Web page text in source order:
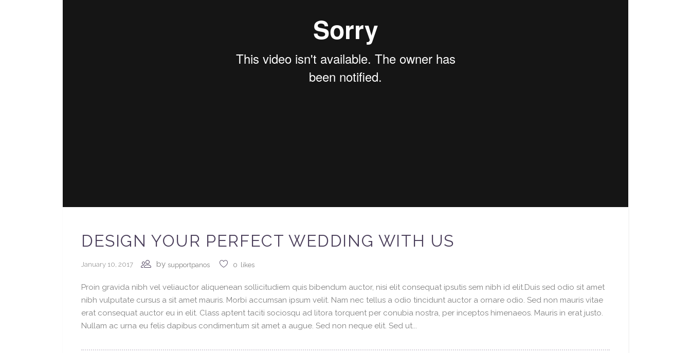
DESIGN YOUR PERFECT WEDDING WITH US
January 10, 2017 by supportpanos 0 likes
Proin gravida nibh vel veliauctor aliquenean sollicitudiem quis bibendum auctor, nisi elit consequat ipsutis sem nibh id elit.Duis sed odio sit amet
nibh vulputate cursus a sit amet mauris. Morbi accumsan ipsum velit. Nam nec tellus a odio tincidunt auctor a ornare odio. Sed non mauris vitae
erat consequat auctor eu in elit. Class aptent taciti sociosqu ad litora torquent per conubia nostra, per inceptos himenaeos. Mauris in erat justo.
Nullam ac urna eu felis dapibus condimentum sit amet a augue. Sed non neque elit. Sed ut...